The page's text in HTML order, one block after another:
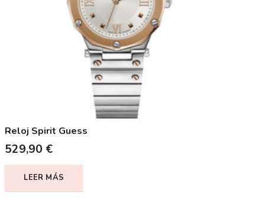
Reloj Spirit Guess
529,90 €
LEER MÁS